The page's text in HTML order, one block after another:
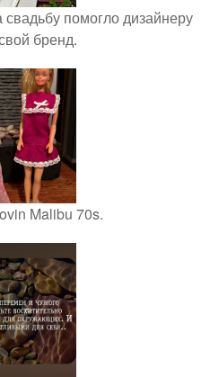
помогло дизайнеру
бренд.
Malibu 70s.